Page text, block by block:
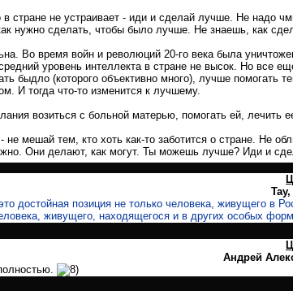
в стране не устраивает - иди и сделай лучше. Не надо
нужно сделать, чтобы было лучше. Не знаешь, как
Во время войн и революций 20-го века была
уровень интеллекта в стране не высок. Но все
быдло (которого объективно много), лучше помогать
И тогда что-то изменится к лучшему.
возиться с больной матерью, помогать ей, лечить
не мешай тем, кто хоть как-то заботится о стране. Не
Они делают, как могут. Ты можешь лучше? Иди и
Tay,
достойная позиция не только человека, живущего в
живущего, находящегося и в других особых
Андрей